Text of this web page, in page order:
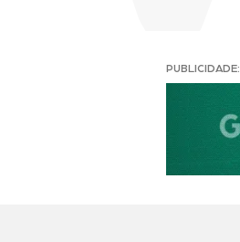
PUBLICIDADE: